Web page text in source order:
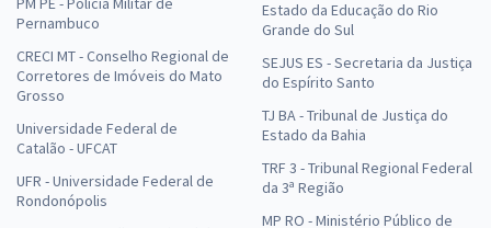
Pernambuco
CRECI MT - Conselho Regional de
Corretores de Imóveis do Mato
Grosso
Universidade Federal de
Catalão - UFCAT
UFR - Universidade Federal de
Rondonópolis
Estado da Educação do Rio
Grande do Sul
SEJUS ES - Secretaria da Justiça
do Espírito Santo
TJ BA - Tribunal de Justiça do
Estado da Bahia
TRF 3 - Tribunal Regional Federal
da 3ª Região
MP RO - Ministério Público de